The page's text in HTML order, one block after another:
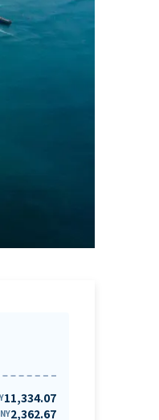
11,334.07
2,362.67